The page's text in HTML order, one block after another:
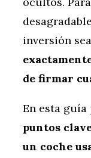
inversión
de firmar
En esta
puntos
un coche